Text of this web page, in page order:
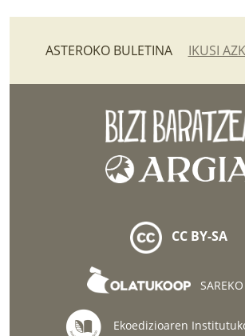
ASTEROKO BULETINA IKUSI
CC BY-SA
Ekoedizioaren